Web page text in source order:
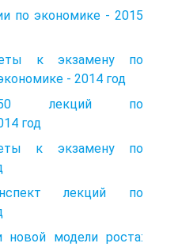
по экономике - 2015
к экзамену по
- 2014 год
50 лекций по
год
к экзамену по
лекций по
модели роста: